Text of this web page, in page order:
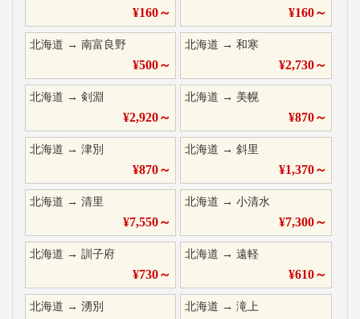
¥160～ ¥160～
北海道 → 南富良野
¥500～
北海道 →和寒
¥2,730～
北海道 → 剣淵
¥2,920～
北海道 → 美幌
¥870～
北海道 → 津別
¥870～
北海道 →斜里
¥1,370～
北海道 → 清里
¥7,550～
北海道 →小清水
¥7,300～
北海道 → 訓子府
¥730～
北海道 →遠軽
¥610～
北海道 → 湧別 北海道 →滝上